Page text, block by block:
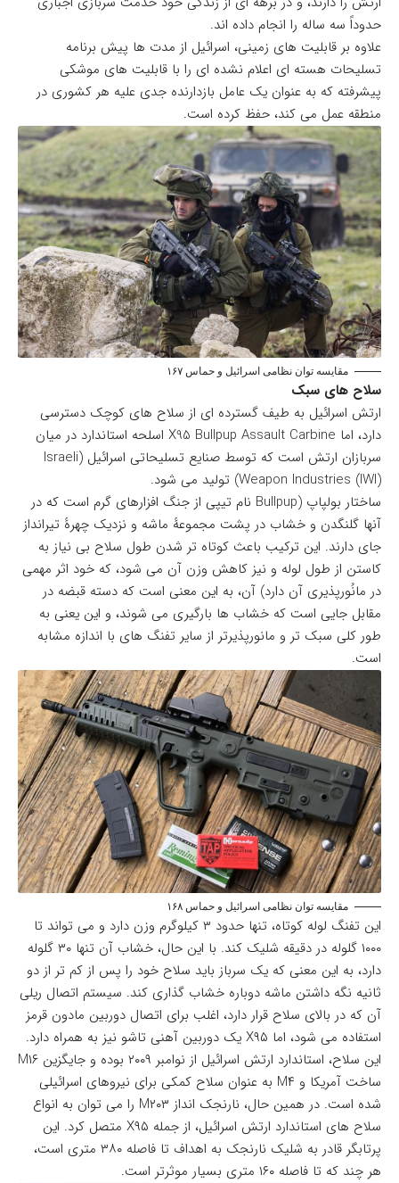
حدوداً سه ساله را انجام داده اند.
علاوه بر قابلیت های زمینی، اسرائیل از مدت ها پیش برنامه
تسلیحات هسته ای اعلام نشده ای را با قابلیت های موشکی
پیشرفته که به عنوان یک عامل بازدارنده جدی علیه هر کشوری در
منطقه عمل می کند، حفظ کرده است.
مقایسه توان نظامی اسرائیل و حماس ۱۶۷
سلاح های سبک
ارتش اسرائیل به طیف گسترده ای از سلاح های کوچک دسترسی
دارد، اما X95 Bullpup Assault Carbine اسلحه استاندارد در میان
سربازان ارتش است که توسط صنایع تسلیحاتی اسرائیل (Israeli
Weapon Industries (IWI)) تولید می شود.
ساختار بولپاپ (Bullpup نام تیپی از جنگ افزارهای گرم است که در
آنها گلنگدن و خشاب در پشت مجموعهٔ ماشه و نزدیک چهرهٔ تیرانداز
جای دارند. این ترکیب باعث کوتاه تر شدن طول سلاح بی نیاز به
کاستن از طول لوله و نیز کاهش وزن آن می شود، که خود اثر مهمی
در مانُورپذیری آن دارد) آن، به این معنی است که دسته قبضه در
مقابل جایی است که خشاب ها بارگیری می شوند، و این یعنی به
طور کلی سبک تر و مانورپذیرتر از سایر تفنگ های با اندازه مشابه
است.
مقایسه توان نظامی اسرائیل و حماس ۱۶۸
این تفنگ لوله کوتاه، تنها حدود ۳ کیلوگرم وزن دارد و می تواند تا
۱۰۰۰ گلوله در دقیقه شلیک کند. با این حال، خشاب آن تنها ۳۰ گلوله
دارد، به این معنی که یک سرباز باید سلاح خود را پس از کم تر از دو
ثانیه نگه داشتن ماشه دوباره خشاب گذاری کند. سیستم اتصال ریلی
آن که در بالای سلاح قرار دارد، اغلب برای اتصال دوربین مادون قرمز
استفاده می شود، اما X۹۵ یک دوربین آهنی تاشو نیز به همراه دارد.
این سلاح، استاندارد ارتش اسرائیل از نوامبر ۲۰۰۹ بوده و جایگزین M۱۶
ساخت آمریکا و M۴ به عنوان سلاح کمکی برای نیروهای اسرائیلی
شده است. در همین حال، نارنجک انداز M۲۰۳ را می توان به انواع
سلاح های استاندارد ارتش اسرائیل، از جمله X۹۵ متصل کرد. این
پرتابگر قادر به شلیک نارنجک به اهداف تا فاصله ۳۸۰ متری است،
هر چند که تا فاصله ۱۶۰ متری بسیار موثرتر است.